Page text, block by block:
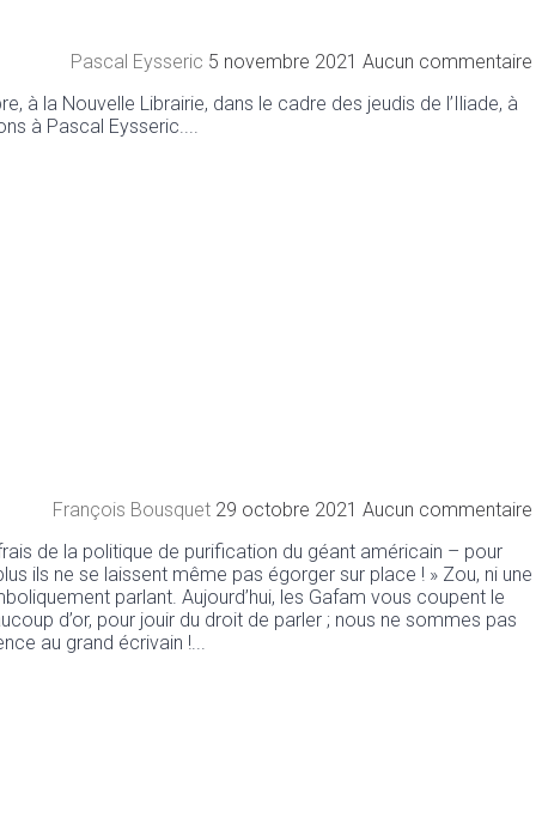
Pascal Eysseric 5 novembre 2021 Aucun commentaire
à la Nouvelle Librairie, dans le cadre des jeudis de l’Iliade, à
à Pascal Eysseric.
François Bousquet 29 octobre 2021 Aucun commentaire
de la politique de purification du géant américain – pour
ils ne se laissent même pas égorger sur place ! » Zou, ni une
parlant. Aujourd’hui, les Gafam vous coupent le
d’or, pour jouir du droit de parler ; nous ne sommes pas
au grand écrivain !